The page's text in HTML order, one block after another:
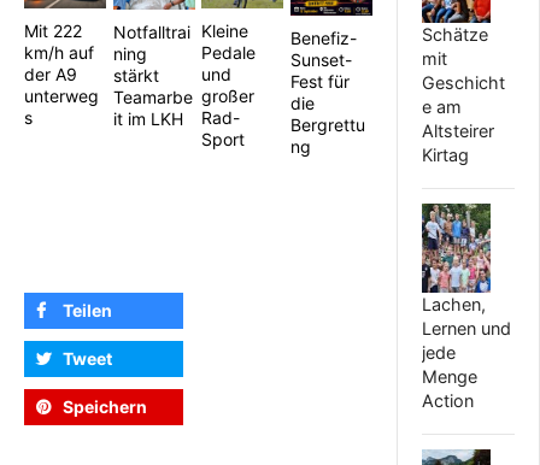
Mit 222
km/h auf
der A9
unterweg
s
Notfalltrai
ning
stärkt
Teamarbe
it im LKH
Kleine
Pedale
und
großer
Rad-
Sport
Benefiz-
Sunset-
Fest für
die
Bergrettu
ng
Teilen
Tweet
Speichern
Schätze
mit
Geschicht
e am
Altsteirer
Kirtag
Lachen,
Lernen und
jede
Menge
Action